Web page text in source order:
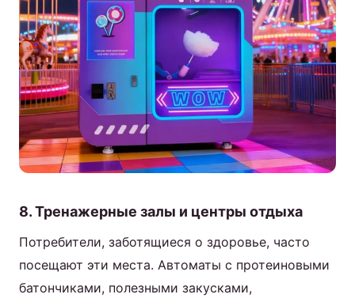
8. Тренажерные залы и центры отдыха
Потребители, заботящиеся о здоровье, часто
посещают эти места. Автоматы с протеиновыми
батончиками, полезными закусками,